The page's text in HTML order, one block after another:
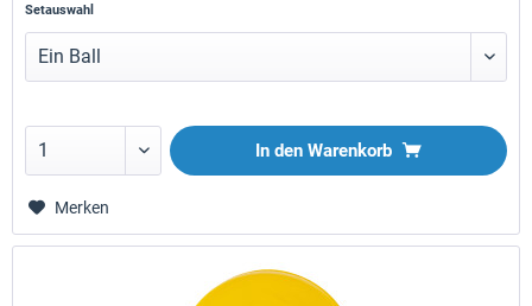
Setauswahl
In den Warenkorb
Merken